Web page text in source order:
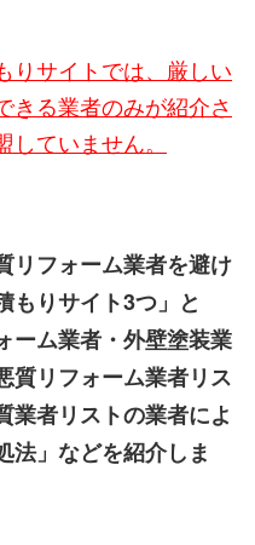
りサイトでは、厳しい
きる業者のみが紹介さ
ていません。
リフォーム業者を避け
もりサイト3つ」と
ーム業者・外壁塗装業
質リフォーム業者リス
業者リストの業者によ
法」などを紹介しま